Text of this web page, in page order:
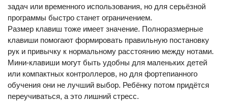
задач или временного использования, но для серьёзной
программы быстро станет ограничением.
Размер клавиш тоже имеет значение. Полноразмерные
клавиши помогают формировать правильную постановку
рук и привычку к нормальному расстоянию между нотами.
Мини-клавиши могут быть удобны для маленьких детей
или компактных контроллеров, но для фортепианного
обучения они не лучший выбор. Ребёнку потом придётся
переучиваться, а это лишний стресс.